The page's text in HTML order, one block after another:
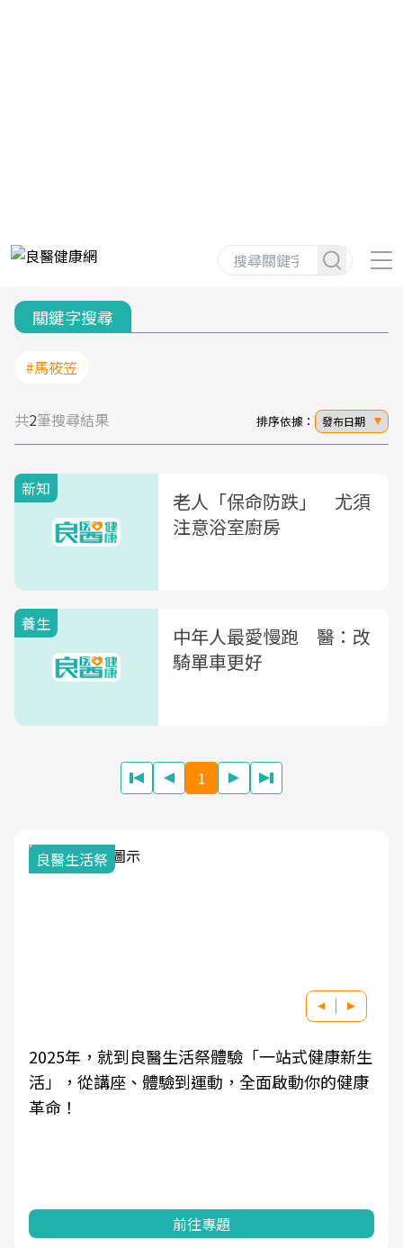
關鍵字搜尋
#馬筱笠
共2筆搜尋結果 排序依據： 發布日期
新知
老人「保命防跌」 尤須
注意浴室廚房
養生
中年人最愛慢跑 醫：改
騎單車更好
1
康新生
健康
我與健康韌性的距離
良醫健康網從「換季的身體變化」出發，透
學觀點與日常感受的對話，建立對亞健康的
前往專題